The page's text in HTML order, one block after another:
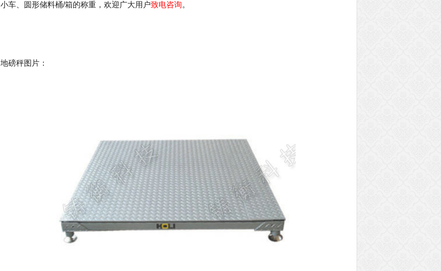
小车、圆形储料桶/箱的称重，欢迎广大用户致电咨询。
地磅秤图片：